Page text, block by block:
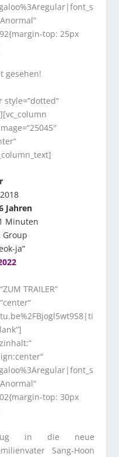
top: 25px
gesehen!
style=“dotted“
Jahren
Minuten
Group
ja“
TRAILER“
top: 30px
in die neue
Sang-Hoon